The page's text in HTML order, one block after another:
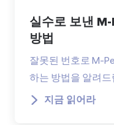
실수로 보낸
방법
잘못된 번호로 M-
하는 방법을 알려
지금 읽어라